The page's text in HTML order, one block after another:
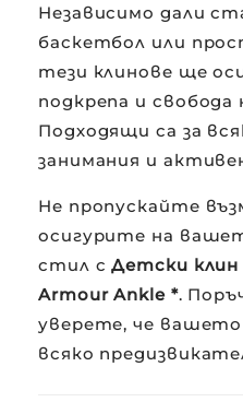
Независимо дали
баскетбол или
тези клинове ще
подкрепа и свобода
Подходящи са за
занимания и
Не пропускайте
осигурите на
стил сДетски клин
Armour Ankle *.
уверете, че
всяко